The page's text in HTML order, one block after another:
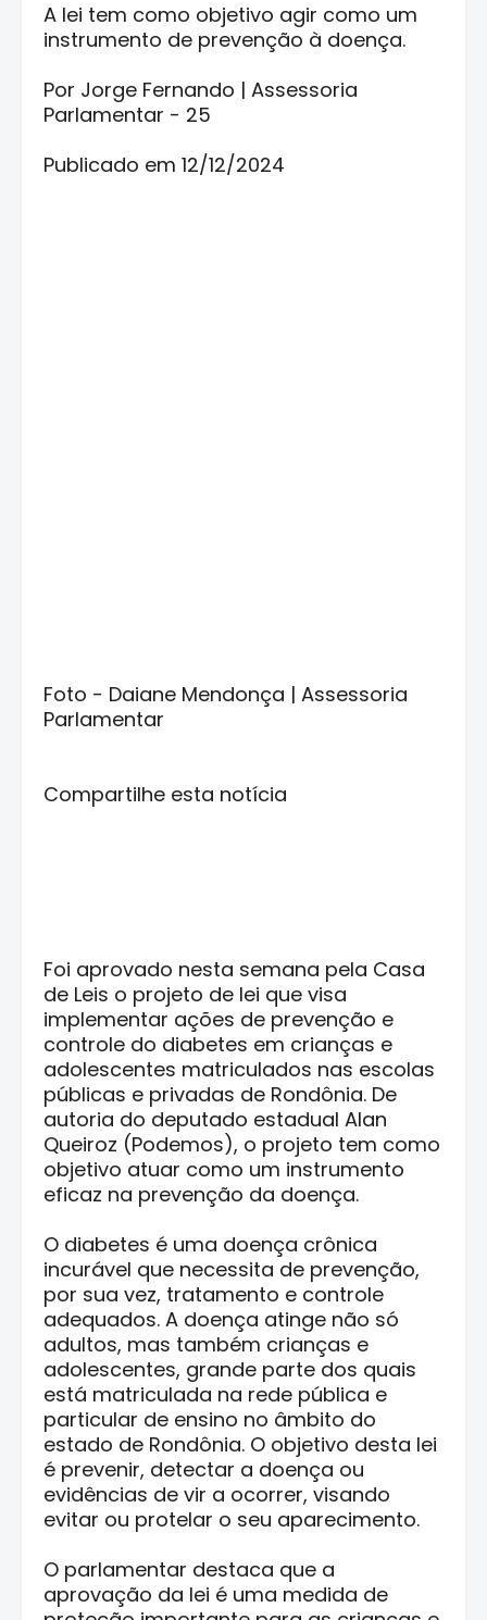
A lei tem como objetivo agir como um
instrumento de prevenção à doença.
Por Jorge Fernando | Assessoria
Parlamentar - 25
Publicado em 12/12/2024
Foto - Daiane Mendonça | Assessoria
Parlamentar
Compartilhe esta notícia
Foi aprovado nesta semana pela Casa
de Leis o projeto de lei que visa
implementar ações de prevenção e
controle do diabetes em crianças e
adolescentes matriculados nas escolas
públicas e privadas de Rondônia. De
autoria do deputado estadual Alan
Queiroz (Podemos), o projeto tem como
objetivo atuar como um instrumento
eficaz na prevenção da doença.
O diabetes é uma doença crônica
incurável que necessita de prevenção,
por sua vez, tratamento e controle
adequados. A doença atinge não só
adultos, mas também crianças e
adolescentes, grande parte dos quais
está matriculada na rede pública e
particular de ensino no âmbito do
estado de Rondônia. O objetivo desta lei
é prevenir, detectar a doença ou
evidências de vir a ocorrer, visando
evitar ou protelar o seu aparecimento.
O parlamentar destaca que a
aprovação da lei é uma medida de